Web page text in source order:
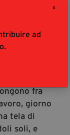
X
ad
e il
della
Una «zona
forze
fra
giorno
tela di
soli, e